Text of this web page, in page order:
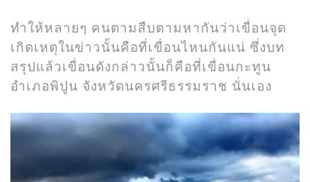
ทำให้หลายๆ คนตามสืบตามหากันว่าเขื่อนจุด
เกิดเหตุในข่าวนั้นคือที่เขื่อนไหนกันแน่ ซึ่งบท
สรุปแล้วเขื่อนดังกล่าวนั้นก็คือที่เขื่อนกะทูน
อำเภอพิปูน จังหวัดนครศรีธรรมราช นั่นเอง